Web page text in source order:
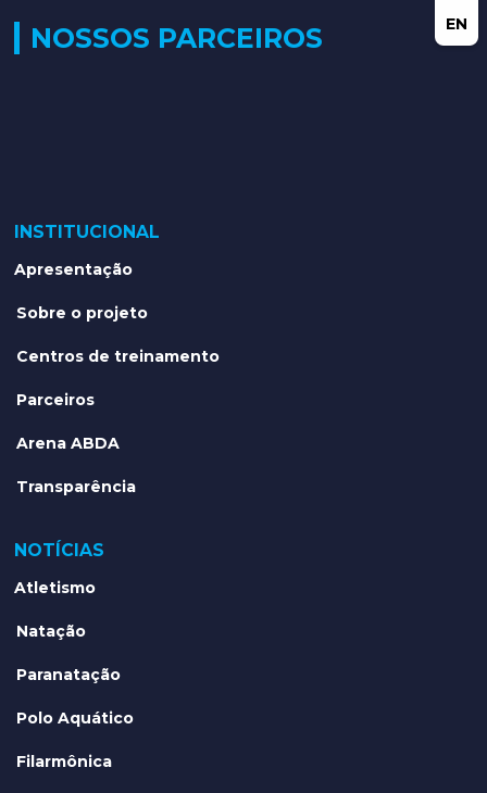
EN
NOSSOS PARCEIROS
INSTITUCIONAL
Apresentação
Sobre o projeto
Centros de treinamento
Parceiros
Arena ABDA
Transparência
NOTÍCIAS
Atletismo
Natação
Paranatação
Polo Aquático
Filarmônica